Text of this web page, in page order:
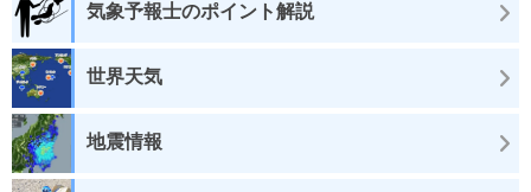
気象予報士のポイント解説
世界天気
地震情報